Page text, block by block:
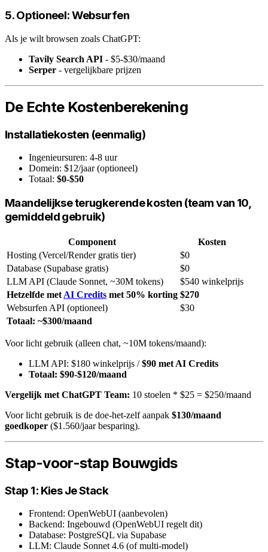
5. Optioneel: Websurfen
Als je wilt browsen zoals ChatGPT:
Tavily Search API - $5-$30/maand
Serper - vergelijkbare prijzen
De Echte Kostenberekening
Installatiekosten (eenmalig)
Ingenieursuren: 4-8 uur
Domein: $12/jaar (optioneel)
Totaal: $0-$50
Maandelijkse terugkerende kosten (team van 10,
gemiddeld gebruik)
Component
Kosten
Hosting (Vercel/Render gratis tier)
$0
Database (Supabase gratis)
$0
LLM API (Claude Sonnet, ~30M tokens)
$540 winkelprijs
Hetzelfde met AI Credits met 50% korting $270
Websurfen API (optioneel)
$30
Totaal: ~$300/maand
Voor licht gebruik (alleen chat, ~10M tokens/maand):
LLM API: $180 winkelprijs /$90 met AI Credits
Totaal: $90-$120/maand
Vergelijk met ChatGPT Team: 10 stoelen * $25 = $250/maand
Voor licht gebruik is de doe-het-zelf aanpak $130/maand
goedkoper ($1.560/jaar besparing).
Stap-voor-stap Bouwgids
Stap 1: Kies Je Stack
Frontend: OpenWebUI (aanbevolen)
Backend: Ingebouwd (OpenWebUI regelt dit)
Database: PostgreSQL via Supabase
LLM: Claude Sonnet 4.6 (of multi-model)